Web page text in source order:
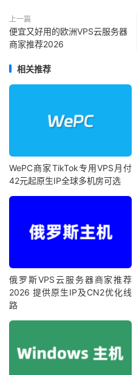
上一篇
便宜又好用的欧洲VPS云服务器
商家推荐2026
相关推荐
WePC商家TikTok专用VPS月付
42元起原生IP全球多机房可选
俄罗斯VPS云服务器商家推荐
2026 提供原生IP及CN2优化线
路